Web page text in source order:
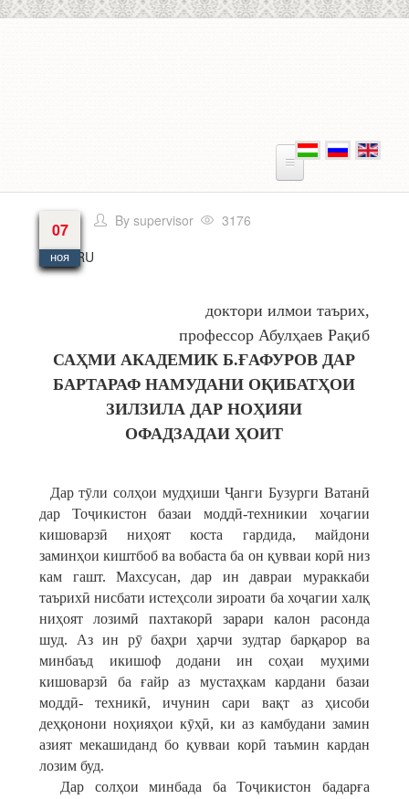
07
ноя
Bysupervisor
3176
Язык RU
доктори илмои таърих,
профессор Абулҳаев Рақиб
САҲМИ АКАДЕМИК Б.ҒАФУРОВ ДАР
БАРТАРАФ НАМУДАНИ ОҚИБАТҲОИ
ЗИЛЗИЛА ДАР НОҲИЯИ
ОФАДЗАДАИ ҲОИТ
Дар тӯли солҳои мудҳиши Ҷанги Бузурги Ватанӣ
дар Тоҷикистон базаи моддӣ-техникии хоҷагии
кишоварзӣ ниҳоят коста гардида, майдони
заминҳои киштбоб ва вобаста ба он қувваи корӣ низ
кам гашт. Махсусан, дар ин давраи мураккаби
таърихӣ нисбати истеҳсоли зироати ба хоҷагии халқ
ниҳоят лозимӣ пахтакорӣ зарари калон расонда
шуд. Аз ин рӯ баҳри ҳарчи зудтар барқарор ва
минбаъд икишоф додани ин соҳаи муҳими
кишоварзӣ ба ғайр аз мустаҳкам кардани базаи
моддӣ- техникӣ, ичунин сари вақт аз ҳисоби
деҳқонони ноҳияҳои кӯҳӣ, ки аз камбудани замин
азият мекашиданд бо қувваи корӣ таъмин кардан
лозим буд.
Дар солҳои минбада ба Тоҷикистон бадарға